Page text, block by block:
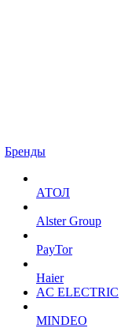
Бренды
АТОЛ
Alster Group
PayTor
Haier
AC ELECTRIC
MINDEO